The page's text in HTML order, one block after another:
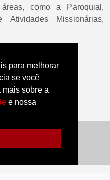
para melhorar
se você
sobre a
e nossa
como a Paroquial,
Missionárias,